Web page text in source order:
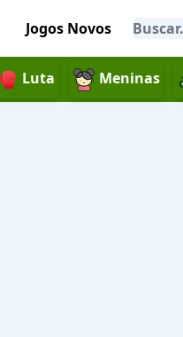
Jogos Novos
Luta Meninas